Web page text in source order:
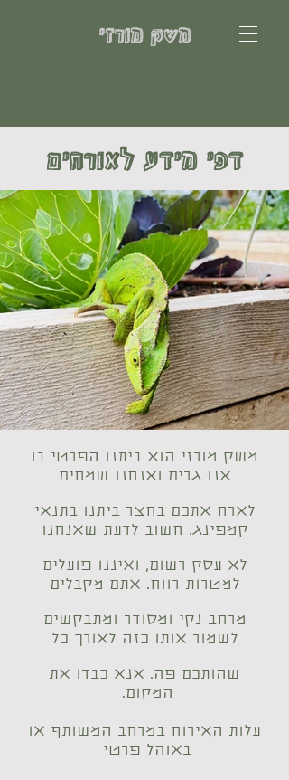
משק מורזי
דפי מידע לאורחים
משק מורזי הוא ביתנו הפרטי בו
אנו גרים ואנחנו שמחים
לארח אתכם בחצר ביתנו בתנאי
קמפינג. חשוב לדעת שאנחנו
לא עסק רשום, ואיננו פועלים
למטרות רווח. אתם מקבלים
מרחב נקי ומסודר ומתבקשים
לשמור אותו כזה לאורך כל
שהותכם פה. אנא כבדו את
המקום.
עלות האירוח במרחב המשותף או
באוהל פרטי